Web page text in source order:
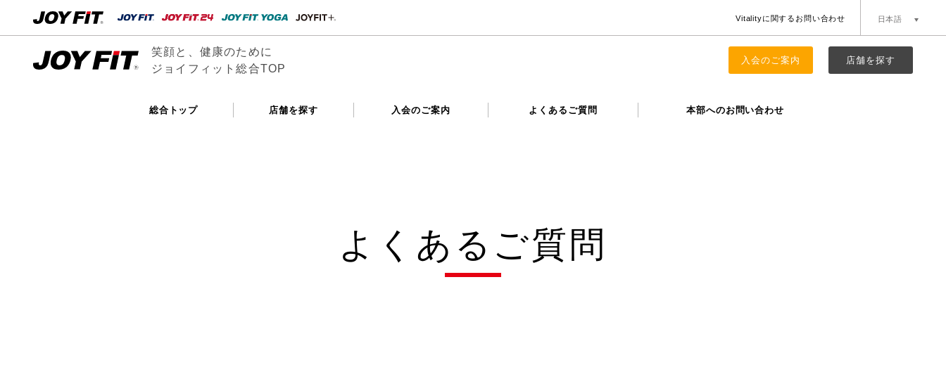
Vitalityに関するお問い合わせ
日本語
簡体中文
笑顔と、健康のために
ジョイフィット総合TOP
入会のご案内 店舗を探す
総合トップ 店舗を探す 入会のご案内 よくあるご質問 本部へのお問い合わせ
よくあるご質問